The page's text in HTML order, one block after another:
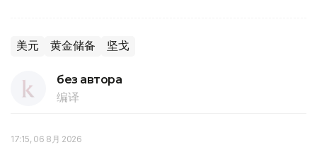
美元 黄金储备 坚戈
без автора
编译
17:15, 06 8月 2026